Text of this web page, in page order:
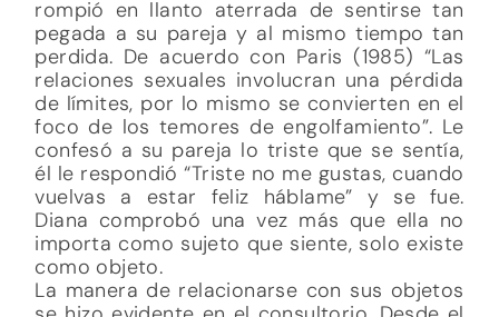
rompió en llanto aterrada de sentirse tan
pegada a su pareja y al mismo tiempo tan
perdida. De acuerdo con Paris (1985) “Las
relaciones sexuales involucran una pérdida
de límites, por lo mismo se convierten en el
foco de los temores de engolfamiento”. Le
confesó a su pareja lo triste que se sentía,
él le respondió “Triste no me gustas, cuando
vuelvas a estar feliz háblame” y se fue.
Diana comprobó una vez más que ella no
importa como sujeto que siente, solo existe
como objeto.
La manera de relacionarse con sus objetos